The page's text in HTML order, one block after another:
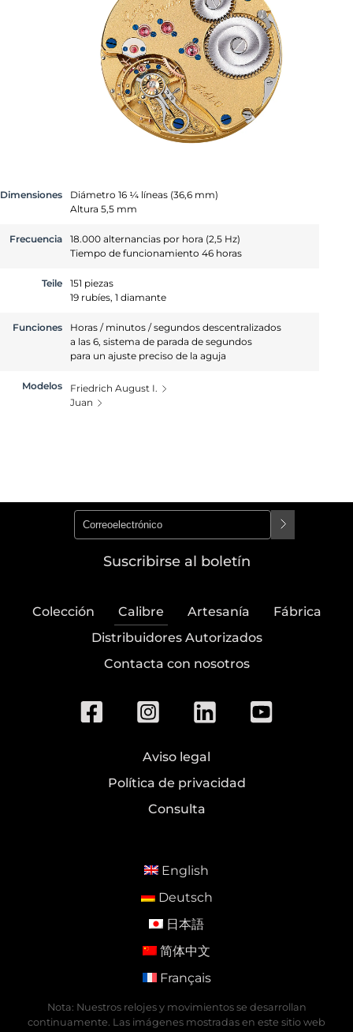
Dimensiones
Diámetro 16 ¼ líneas (36,6 mm)
Altura 5,5 mm
Frecuencia
18.000 alternancias por hora (2,5 Hz)
Tiempo de funcionamiento 46 horas
Teile
151 piezas
19 rubíes, 1 diamante
Funciones
Horas / minutos / segundos descentralizados
a las 6, sistema de parada de segundos
para un ajuste preciso de la aguja
Modelos
Friedrich August I.
Juan
Suscribirse al boletín
Colección Calibre Artesanía
Fábrica
Distribuidores Autorizados
Contacta con nosotros
Aviso legal
Política de privacidad
Consulta
English
Deutsch
日本語
简体中文
Français
Nota: Nuestros relojes y movimientos se desarrollan
continuamente. Las imágenes mostradas en este sitio web